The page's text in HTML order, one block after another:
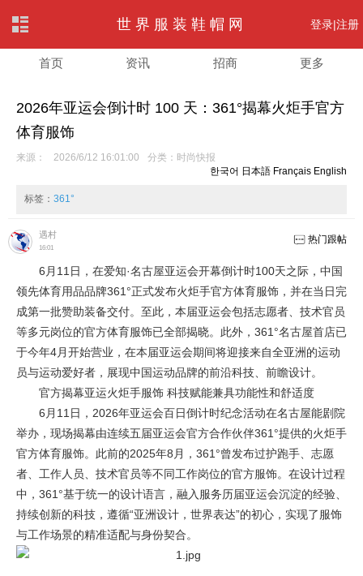
世界服装鞋帽网 登录|注册
首页 资讯 招商 更多
2026年亚运会倒计时 100 天：361°揭幕火炬手官方
体育服饰
来源： 2026/6/12 16:01:00 分类： 时尚快报
한국어 日本語 Français English
标签： 361°
遇村
16:01
热门跟帖
6月11日，在爱知·名古屋亚运会开幕倒计时100天之际，中国
领先体育用品品牌361°正式发布火炬手官方体育服饰，并在当日完
成第一批赞助装备交付。至此，本届亚运会包括志愿者、技术官员
等多元岗位的官方体育服饰已全部揭晓。此外，361°名古屋首店已
于今年4月开始营业，在本届亚运会期间将迎接来自全亚洲的运动
员与运动爱好者，展现中国运动品牌的前沿科技、前瞻设计。
官方揭幕亚运火炬手服饰 科技赋能兼具功能性和舒适度
6月11日，2026年亚运会百日倒计时纪念活动在名古屋能剧院
举办，现场揭幕由连续五届亚运会官方合作伙伴361°提供的火炬手
官方体育服饰。此前的2025年8月，361°曾发布过护跑手、志愿
者、工作人员、技术官员等不同工作岗位的官方服饰。在设计过程
中，361°基于统一的设计语言，融入服务历届亚运会沉淀的经验、
持续创新的科技，遵循“亚洲设计，世界表达”的初心，实现了服饰
与工作场景的精准适配与身份契合。